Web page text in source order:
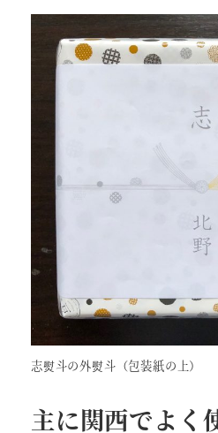
志熨斗の外熨斗（包装紙の上）
主に関西でよく